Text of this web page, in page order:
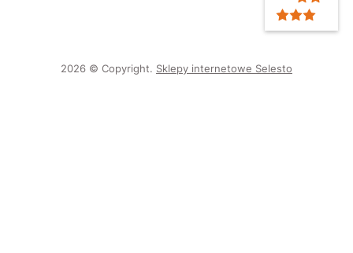
2026 © Copyright. Sklepy internetowe Selesto